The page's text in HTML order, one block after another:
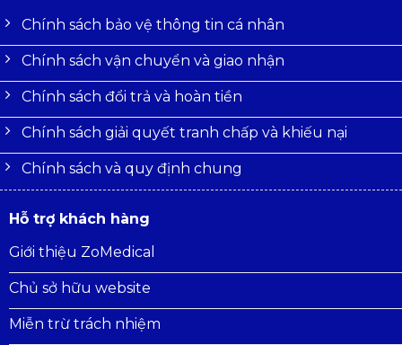
Chính sách bảo vệ thông tin cá nhân
Chính sách vận chuyển và giao nhận
Chính sách đổi trả và hoàn tiền
Chính sách giải quyết tranh chấp và khiếu nại
Chính sách và quy định chung
Hỗ trợ khách hàng
Giới thiệu ZoMedical
Chủ sở hữu website
Miễn trừ trách nhiệm